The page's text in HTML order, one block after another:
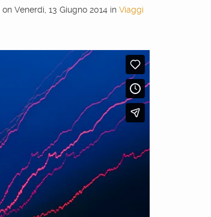
on Venerdì, 13 Giugno 2014 in Viaggi